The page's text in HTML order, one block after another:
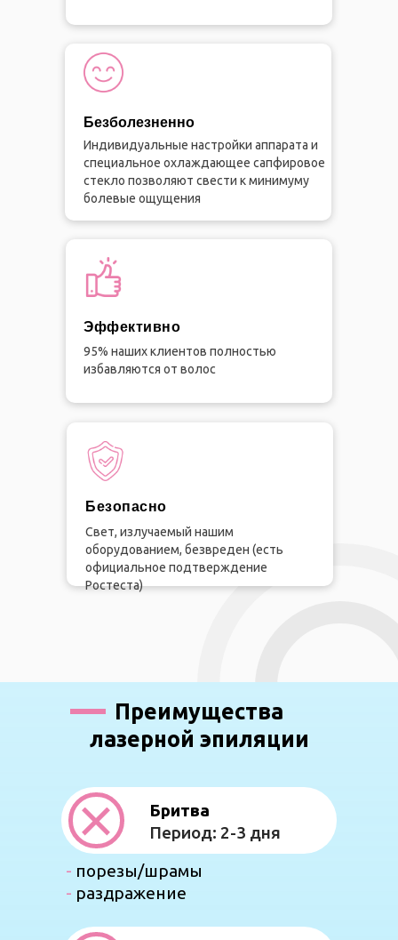
Индивидуальные настройки аппарата и
специальное охлаждающее сапфировое
стекло позволяют свести к минимуму
болевые ощущения
95% наших клиентов полностью
избавляются от волос
Свет, излучаемый нашим
оборудованием, безвреден (есть
официальное подтверждение
Ростеста)
Безопасно
Безболезненно
Эффективно
Бритва
Период: 2-3 дня
Преимущества
лазерной эпиляции
- порезы/шрамы
- раздражение